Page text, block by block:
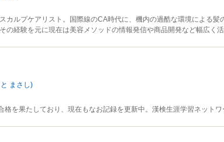
カルプケアリスト。国際線のCA時代に、機内の過酷な環境による髪
の経験を元に現在は美容メソッドの情報発信や商品開発など幅広く活
まさし)
を果たしており、現在もなお記録を更新中。漢検生涯学習ネットワ